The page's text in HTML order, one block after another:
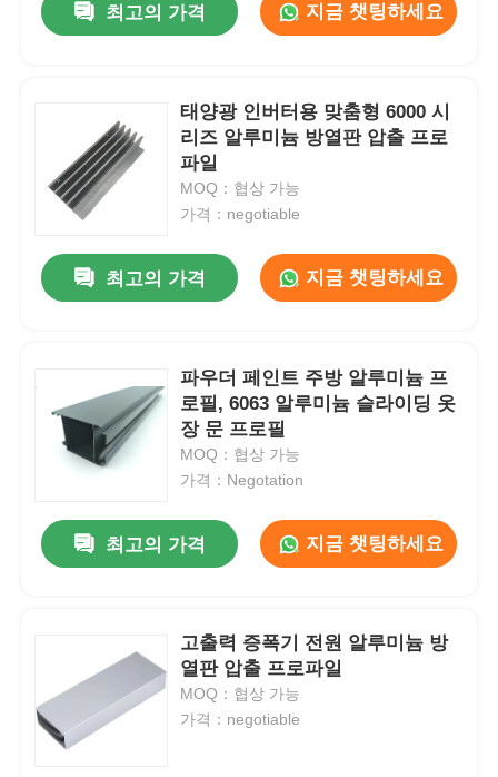
최고의 가격 지금 챗팅하세요
태양광 인버터용 맞춤형 6000 시
리즈 알루미늄 방열판 압출 프로
파일
MOQ：협상 가능
가격：negotiable
최고의 가격 지금 챗팅하세요
파우더 페인트 주방 알루미늄 프
로필, 6063 알루미늄 슬라이딩 옷
장 문 프로필
MOQ：협상 가능
가격：Negotation
최고의 가격 지금 챗팅하세요
고출력 증폭기 전원 알루미늄 방
열판 압출 프로파일
MOQ：협상 가능
가격：negotiable